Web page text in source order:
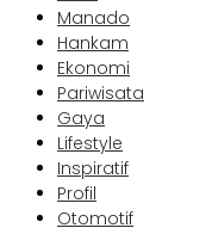
Manado
Hankam
Ekonomi
Pariwisata
Gaya
Lifestyle
Inspiratif
Profil
Otomotif